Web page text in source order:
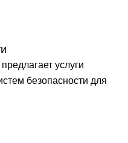
услуги
безопасности для